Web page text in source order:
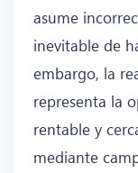
asume
inevitable de
embargo, la
representa la
rentable y
mediante